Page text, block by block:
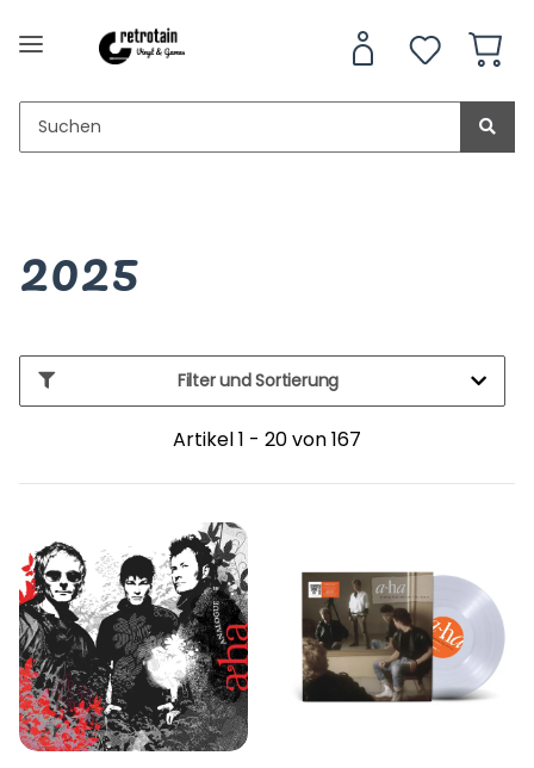
2025
Filter und Sortierung
Artikel 1 - 20 von 167